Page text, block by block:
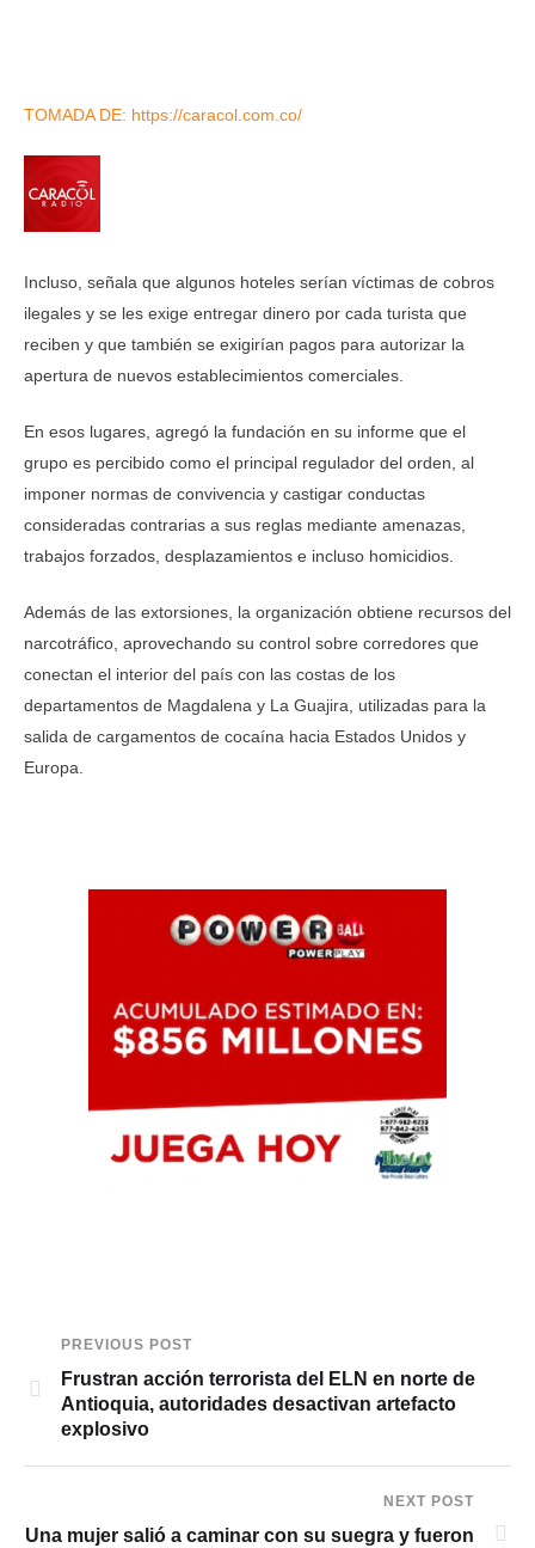
TOMADA DE: https://caracol.com.co/
Incluso, señala que algunos hoteles serían víctimas de cobros
ilegales y se les exige entregar dinero por cada turista que
reciben y que también se exigirían pagos para autorizar la
apertura de nuevos establecimientos comerciales.
En esos lugares, agregó la fundación en su informe que el
grupo es percibido como el principal regulador del orden, al
imponer normas de convivencia y castigar conductas
consideradas contrarias a sus reglas mediante amenazas,
trabajos forzados, desplazamientos e incluso homicidios.
Además de las extorsiones, la organización obtiene recursos del
narcotráfico, aprovechando su control sobre corredores que
conectan el interior del país con las costas de los
departamentos de Magdalena y La Guajira, utilizadas para la
salida de cargamentos de cocaína hacia Estados Unidos y
Europa.
PREVIOUS POST
Frustran acción terrorista del ELN en norte de
Antioquia, autoridades desactivan artefacto
explosivo
NEXT POST
Una mujer salió a caminar con su suegra y fueron